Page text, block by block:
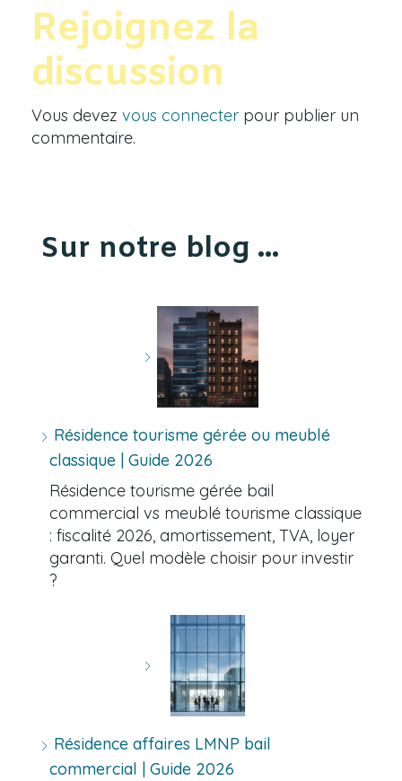
Rejoignez la
discussion
Vous devez vous connecter pour publier un
commentaire.
Sur notre blog ...
Résidence tourisme gérée ou meublé
classique | Guide 2026
Résidence tourisme gérée bail
commercial vs meublé tourisme classique
: fiscalité 2026, amortissement, TVA, loyer
garanti. Quel modèle choisir pour investir
?
Résidence affaires LMNP bail
commercial | Guide 2026